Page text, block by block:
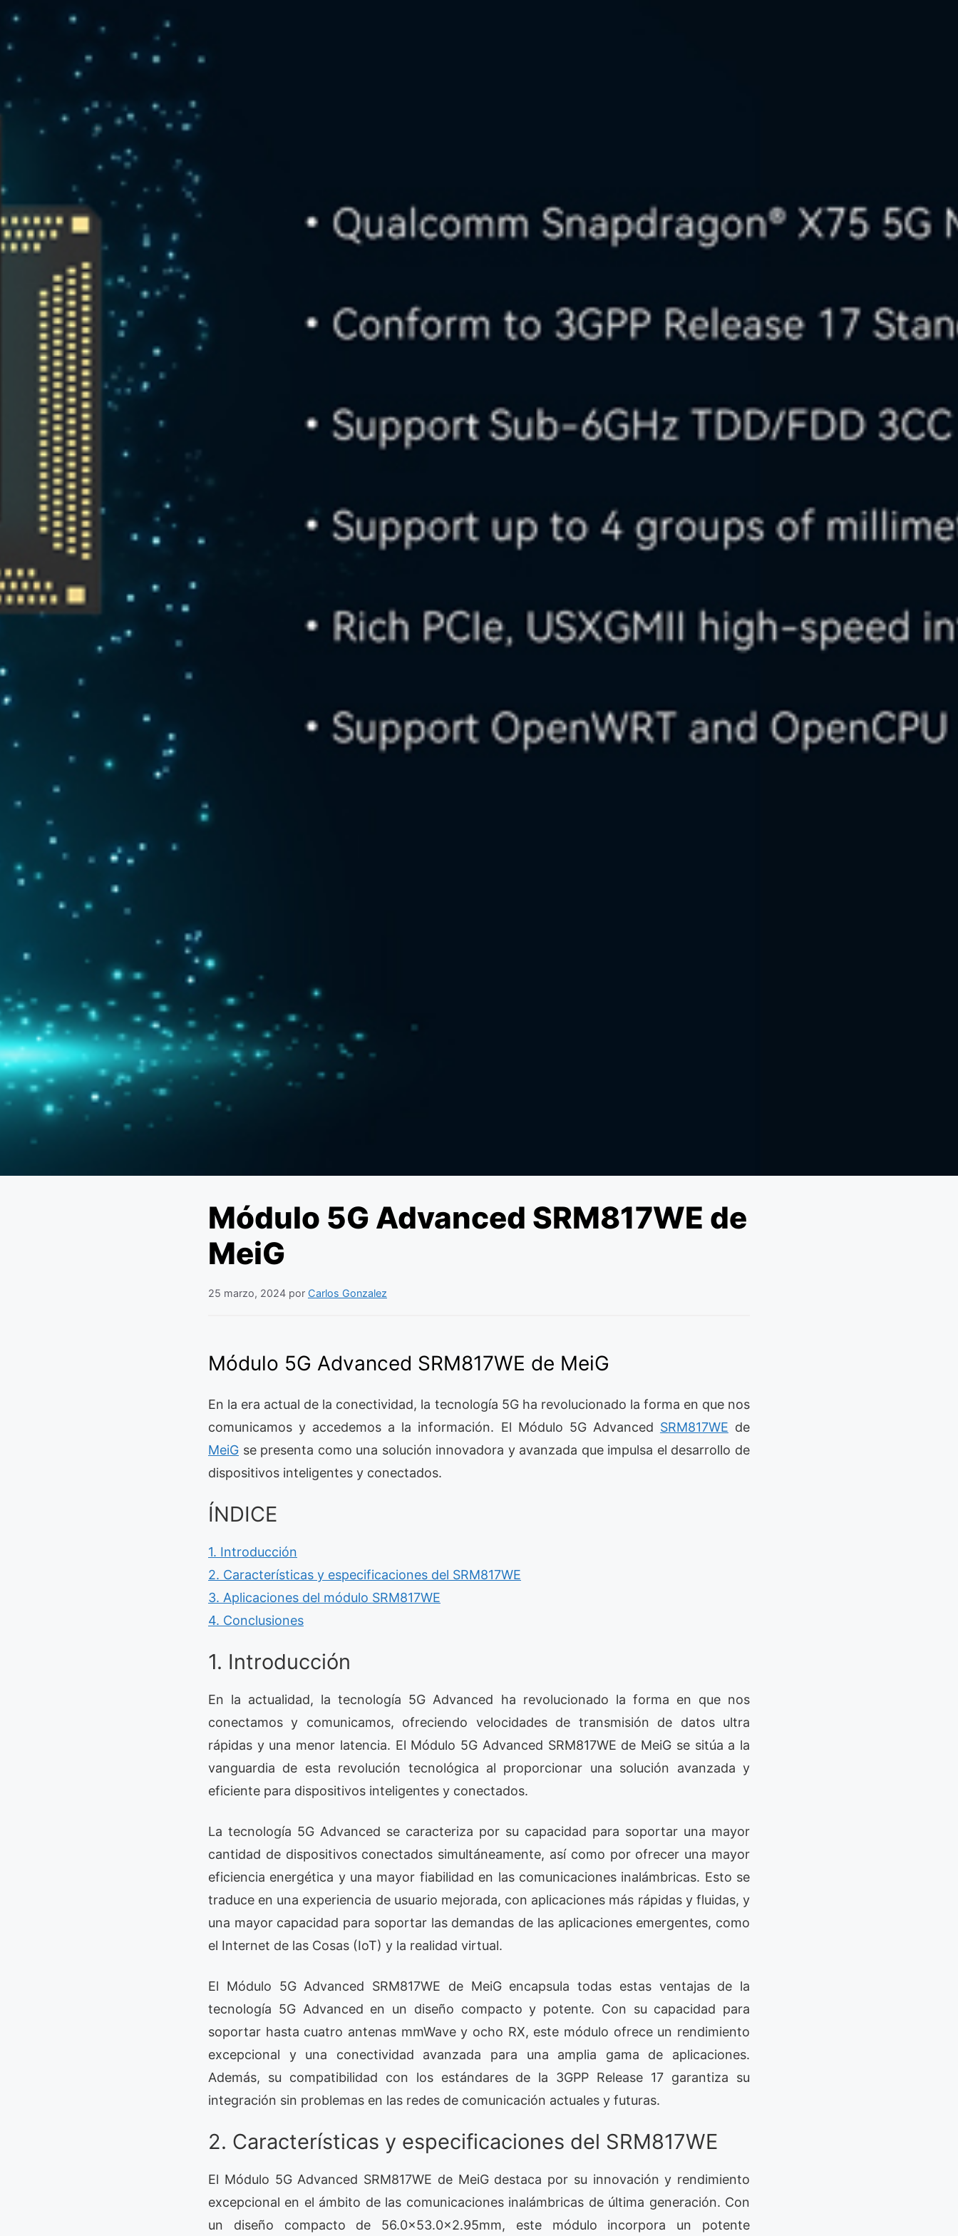
Módulo 5G Advanced SRM817WE de
MeiG
25 marzo, 2024 por Carlos Gonzalez
Módulo 5G Advanced SRM817WE de MeiG
En la era actual de la conectividad, la tecnología 5G ha revolucionado la forma en que nos
comunicamos y accedemos a la información. El Módulo 5G Advanced SRM817WE de
MeiG se presenta como una solución innovadora y avanzada que impulsa el desarrollo de
dispositivos inteligentes y conectados.
ÍNDICE
1. Introducción
2. Características y especificaciones del SRM817WE
3. Aplicaciones del módulo SRM817WE
4. Conclusiones
1. Introducción
En la actualidad, la tecnología 5G Advanced ha revolucionado la forma en que nos
conectamos y comunicamos, ofreciendo velocidades de transmisión de datos ultra
rápidas y una menor latencia. El Módulo 5G Advanced SRM817WE de MeiG se sitúa a la
vanguardia de esta revolución tecnológica al proporcionar una solución avanzada y
eficiente para dispositivos inteligentes y conectados.
La tecnología 5G Advanced se caracteriza por su capacidad para soportar una mayor
cantidad de dispositivos conectados simultáneamente, así como por ofrecer una mayor
eficiencia energética y una mayor fiabilidad en las comunicaciones inalámbricas. Esto se
traduce en una experiencia de usuario mejorada, con aplicaciones más rápidas y fluidas, y
una mayor capacidad para soportar las demandas de las aplicaciones emergentes, como
el Internet de las Cosas (IoT) y la realidad virtual.
El Módulo 5G Advanced SRM817WE de MeiG encapsula todas estas ventajas de la
tecnología 5G Advanced en un diseño compacto y potente. Con su capacidad para
soportar hasta cuatro antenas mmWave y ocho RX, este módulo ofrece un rendimiento
excepcional y una conectividad avanzada para una amplia gama de aplicaciones.
Además, su compatibilidad con los estándares de la 3GPP Release 17 garantiza su
integración sin problemas en las redes de comunicación actuales y futuras.
2. Características y especificaciones del SRM817WE
El Módulo 5G Advanced SRM817WE de MeiG destaca por su innovación y rendimiento
excepcional en el ámbito de las comunicaciones inalámbricas de última generación. Con
un diseño compacto de 56.0×53.0x2.95mm, este módulo incorpora un potente